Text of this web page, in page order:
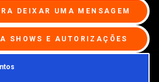
DEIXAR UMA MENSAGEM
SHOWS E AUTORIZAÇÕES